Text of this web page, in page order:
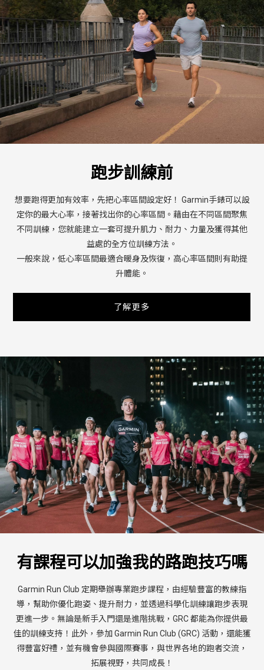
跑步訓練前
想要跑得更加有效率，先把心率區間設定好！ Garmin手錶可以設
定你的最大心率，接著找出你的心率區間。藉由在不同區間聚焦
不同訓練，您就能建立一套可提升肌力、耐力、力量及獲得其他
益處的全方位訓練方法。
一般來說，低心率區間最適合暖身及恢復，高心率區間則有助提
升體能。
了解更多
有課程可以加強我的路跑技巧嗎
Garmin Run Club 定期舉辦專業跑步課程，由經驗豐富的教練指
導，幫助你優化跑姿、提升耐力，並透過科學化訓練讓跑步表現
更進一步。無論是新手入門還是進階挑戰，GRC 都能為你提供最
佳的訓練支持！此外，參加 Garmin Run Club (GRC) 活動，還能獲
得豐富好禮，並有機會參與國際賽事，與世界各地的跑者交流，
拓展視野，共同成長！